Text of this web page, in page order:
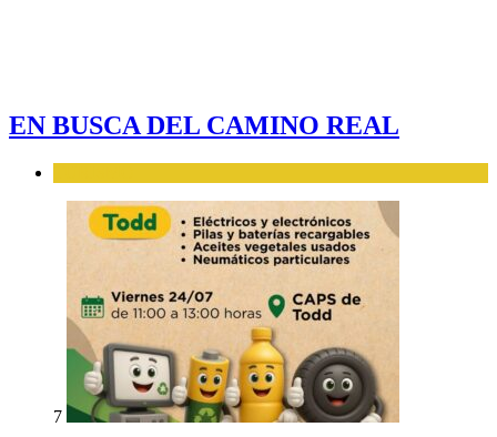
EN BUSCA DEL CAMINO REAL
7